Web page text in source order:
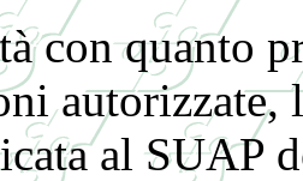
con quanto
al SUAP